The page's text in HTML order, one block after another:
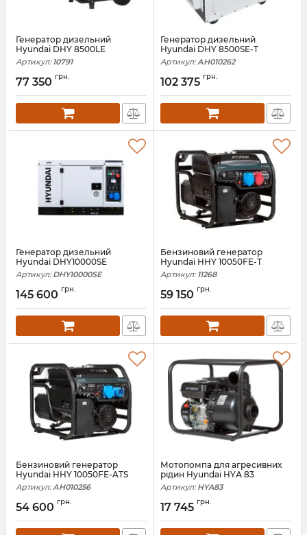
Генератор дизельний
Hyundai DHY 8500LE
Артикул: 10791
77 350 грн.
Генератор дизельний
Hyundai DHY 8500SE-T
Артикул: АН010262
102 375 грн.
Генератор дизельний
Hyundai DHY10000SE
Артикул: DHY10000SE
145 600 грн.
Бензиновий генератор
Hyundai HHY 10050FE-Т
Артикул: 11268
59 150 грн.
Бензиновий генератор
Hyundai HHY 10050FE-ATS
Артикул: АН010256
54 600 грн.
Мотопомпа для агресивних
рідин Hyundai HYА 83
Артикул: HYA83
17 745 грн.